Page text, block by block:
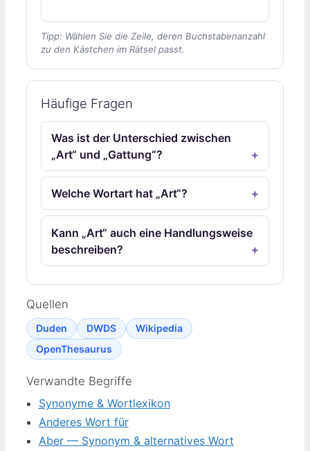
Tipp: Wählen Sie die Zeile, deren Buchstabenanzahl
zu den Kästchen im Rätsel passt.
Häufige Fragen
Was ist der Unterschied zwischen
„Art“ und „Gattung“?
Welche Wortart hat „Art“?
Kann „Art“ auch eine Handlungsweise
beschreiben?
Quellen
Duden DWDS
Wikipedia
OpenThesaurus
Verwandte Begriffe
Synonyme & Wortlexikon
Anderes Wort für
Aber — Synonym & alternatives Wort